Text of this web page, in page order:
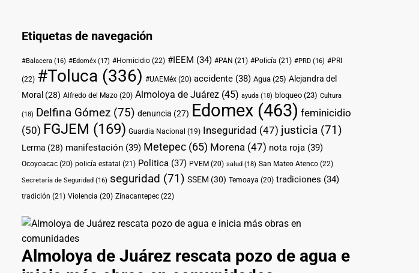
Etiquetas de navegación
#Balacera (16) #Edoméx (17) #Homicidio (22) #IEEM (34) #PAN (21) #Policía (21) #PRD (16) #PRI
(22) #Toluca (336) #UAEMéx (20) accidente (38) Agua (25) Alejandra del
Moral (28) Alfredo del Mazo (20) Almoloya de Juárez (45) ayuda (18) bloqueo (23) Cultura
(18) Delfina Gómez (75) denuncia (27) Edomex (463) feminicidio
(50) FGJEM (169) Guardia Nacional (19) Inseguridad (47) justicia (71)
Lerma (28) manifestación (39) Metepec (65) Morena (47) nota roja (39)
Ocoyoacac (20) policía estatal (21) Politica (37) PVEM (20) salud (18) San Mateo Atenco (22)
Secretaría de Seguridad (16) seguridad (71) SSEM (30) Temoaya (20) tradiciones (34)
tradición (21) Violencia (20) Zinacantepec (22)
Almoloya de Juárez rescata pozo de agua e